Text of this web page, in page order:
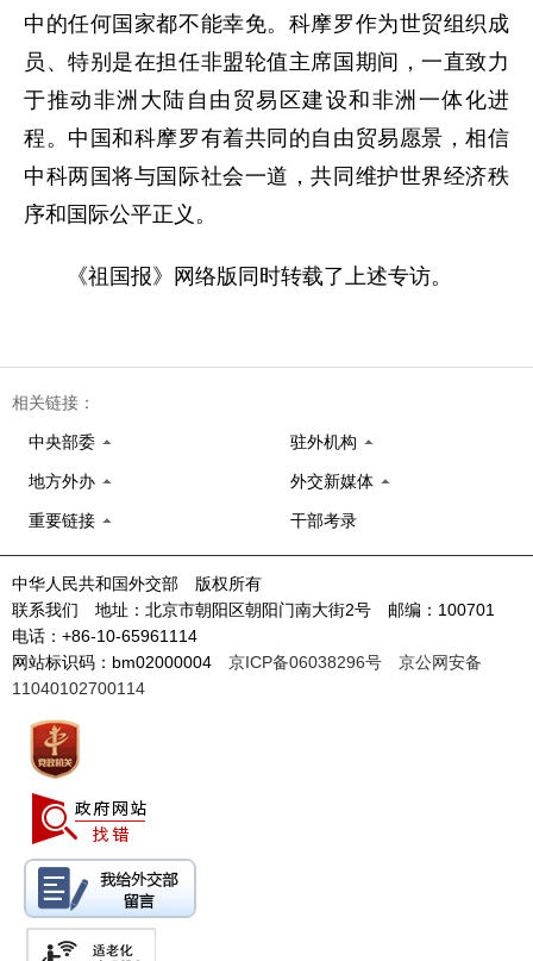
中的任何国家都不能幸免。科摩罗作为世贸组织成
员、特别是在担任非盟轮值主席国期间，一直致力
于推动非洲大陆自由贸易区建设和非洲一体化进
程。中国和科摩罗有着共同的自由贸易愿景，相信
中科两国将与国际社会一道，共同维护世界经济秩
序和国际公平正义。
《祖国报》网络版同时转载了上述专访。
相关链接：
中央部委 驻外机构
地方外办 外交新媒体
重要链接 干部考录
中华人民共和国外交部 版权所有
联系我们 地址：北京市朝阳区朝阳门南大街2号 邮编：100701
电话：+86-10-65961114
网站标识码：bm02000004 京ICP备06038296号
京公网安备
11040102700114